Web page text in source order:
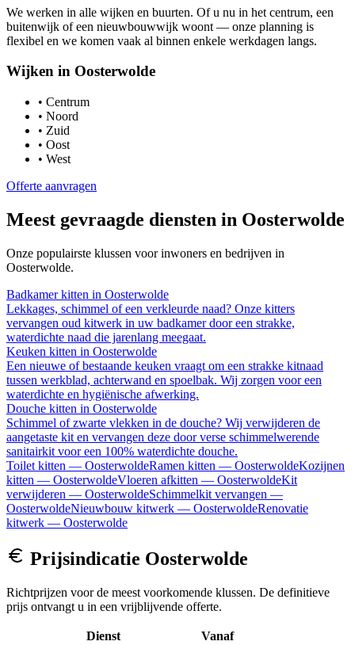
We werken in alle wijken en buurten. Of u nu in het centrum, een
buitenwijk of een nieuwbouwwijk woont — onze planning is
flexibel en we komen vaak al binnen enkele werkdagen langs.
Wijken in Oosterwolde
• Centrum
• Noord
• Zuid
• Oost
• West
Offerte aanvragen
Meest gevraagde diensten in Oosterwolde
Onze populairste klussen voor inwoners en bedrijven in
Oosterwolde.
Badkamer kitten in Oosterwolde
Lekkages, schimmel of een verkleurde naad? Onze kitters
vervangen oud kitwerk in uw badkamer door een strakke,
waterdichte naad die jarenlang meegaat.
Keuken kitten in Oosterwolde
Een nieuwe of bestaande keuken vraagt om een strakke kitnaad
tussen werkblad, achterwand en spoelbak. Wij zorgen voor een
waterdichte en hygiënische afwerking.
Douche kitten in Oosterwolde
Schimmel of zwarte vlekken in de douche? Wij verwijderen de
aangetaste kit en vervangen deze door verse schimmelwerende
sanitairkit voor een 100% waterdichte douche.
Toilet kitten — OosterwoldeRamen kitten — OosterwoldeKozijnen
kitten — OosterwoldeVloeren afkitten — OosterwoldeKit
verwijderen — OosterwoldeSchimmelkit vervangen —
OosterwoldeNieuwbouw kitwerk — OosterwoldeRenovatie
kitwerk — Oosterwolde
Prijsindicatie Oosterwolde
Richtprijzen voor de meest voorkomende klussen. De definitieve
prijs ontvangt u in een vrijblijvende offerte.
Dienst
Vanaf